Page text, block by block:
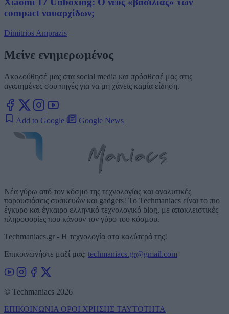
compact ναυαρχίδων;
Dimitrios Amprazis
Μείνε ενημερωμένος
Ακολούθησέ μας στα social media και πρόσθεσέ μας στις
αγαπημένες σου πηγές για να μη χάνεις καμία είδηση.
Add to Google Google News
Νέα γύρω από τον κόσμο της τεχνολογίας και αναλυτικές
παρουσιάσεις συσκευών και gadgets! Το Techmaniacs είναι το πιο
έγκυρο και έγκαιρο ελληνικό τεχνολογικό blog, με αποκλειστικές
πληροφορίες που κάνουν τον γύρο του κόσμου.
Techmaniacs.gr - Η τεχνολογία στα καλύτερά της!
Επικοινωνήστε μαζί μας: techmaniacs.gr@gmail.com
© Techmaniacs 2026
ΕΠΙΚΟΙΝΩΝΙΑ ΟΡΟΙ ΧΡΗΣΗΣ ΤΑΥΤΟΤΗΤΑ